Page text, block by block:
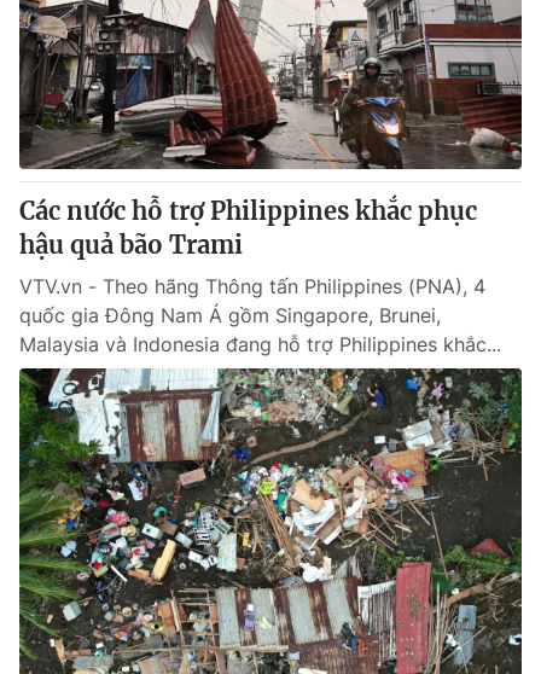
® Cấm sao chép dưới mọi hình thức nếu không có sự chấp
thuận bằng văn bản. Ghi rõ nguồn VTV.vn khi phát hành lại
thông tin từ website này.
Các nước hỗ trợ Philippines khắc phục
hậu quả bão Trami
VTV.vn - Theo hãng Thông tấn Philippines (PNA), 4
quốc gia Đông Nam Á gồm Singapore, Brunei,
Malaysia và Indonesia đang hỗ trợ Philippines khắc...